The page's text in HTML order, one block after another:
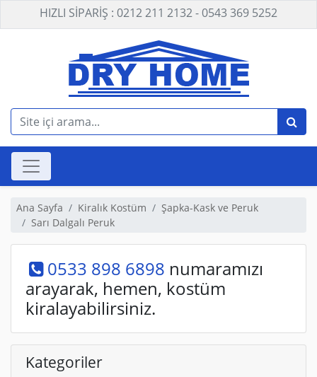
HIZLI SİPARİŞ : 0212 211 2132 - 0543 369 5252
Ana Sayfa Kiralık Kostüm
Şapka-Kask ve Peruk
Sarı Dalgalı Peruk
0533 898 6898 numaramızı
arayarak, hemen, kostüm
kiralayabilirsiniz.
Kategoriler